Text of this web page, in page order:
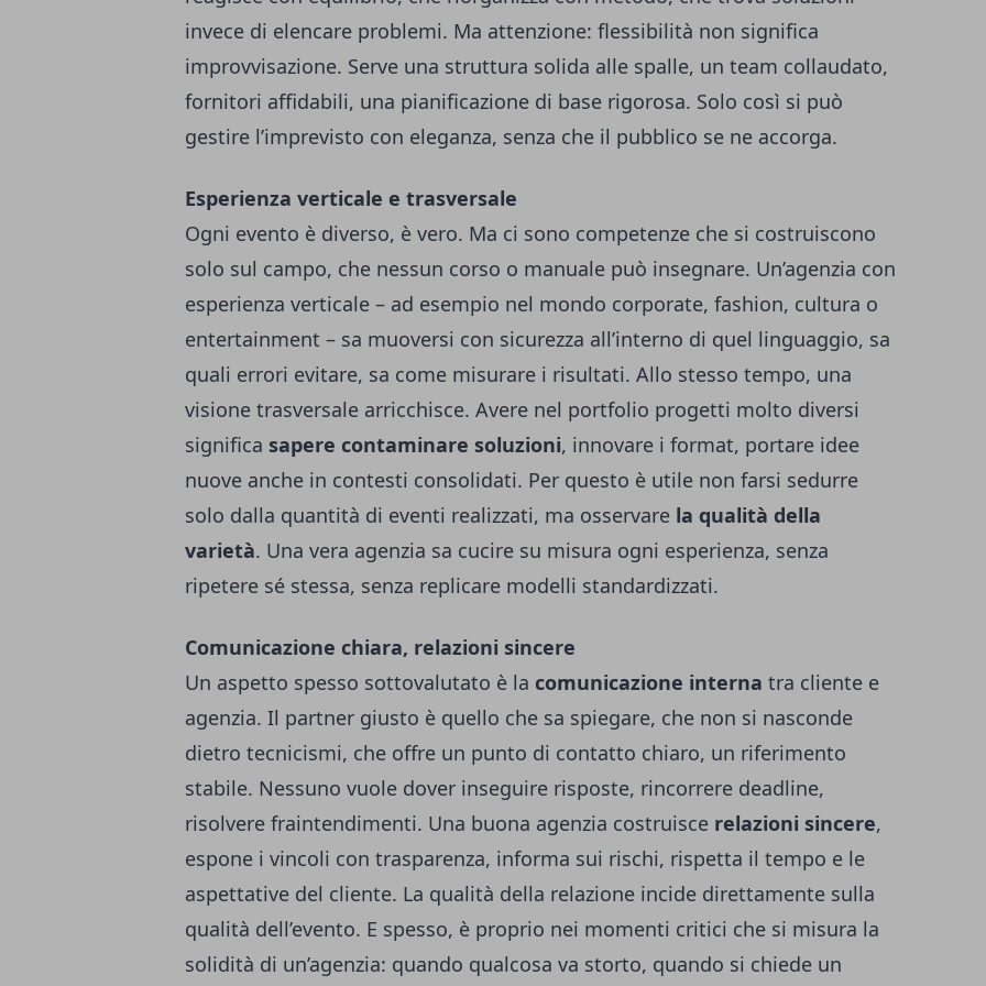
invece di elencare problemi. Ma attenzione: flessibilità non significa
improvvisazione. Serve una struttura solida alle spalle, un team collaudato,
fornitori affidabili, una pianificazione di base rigorosa. Solo così si può
gestire l’imprevisto con eleganza, senza che il pubblico se ne accorga.
Esperienza verticale e trasversale
Ogni evento è diverso, è vero. Ma ci sono competenze che si costruiscono
solo sul campo, che nessun corso o manuale può insegnare. Un’agenzia con
esperienza verticale – ad esempio nel mondo corporate, fashion, cultura o
entertainment – sa muoversi con sicurezza all’interno di quel linguaggio, sa
quali errori evitare, sa come misurare i risultati. Allo stesso tempo, una
visione trasversale arricchisce. Avere nel portfolio progetti molto diversi
significa sapere contaminare soluzioni, innovare i format, portare idee
nuove anche in contesti consolidati. Per questo è utile non farsi sedurre
solo dalla quantità di eventi realizzati, ma osservare la qualità della
varietà. Una vera agenzia sa cucire su misura ogni esperienza, senza
ripetere sé stessa, senza replicare modelli standardizzati.
Comunicazione chiara, relazioni sincere
Un aspetto spesso sottovalutato è la comunicazione interna tra cliente e
agenzia. Il partner giusto è quello che sa spiegare, che non si nasconde
dietro tecnicismi, che offre un punto di contatto chiaro, un riferimento
stabile. Nessuno vuole dover inseguire risposte, rincorrere deadline,
risolvere fraintendimenti. Una buona agenzia costruisce relazioni sincere,
espone i vincoli con trasparenza, informa sui rischi, rispetta il tempo e le
aspettative del cliente. La qualità della relazione incide direttamente sulla
qualità dell’evento. E spesso, è proprio nei momenti critici che si misura la
solidità di un’agenzia: quando qualcosa va storto, quando si chiede un